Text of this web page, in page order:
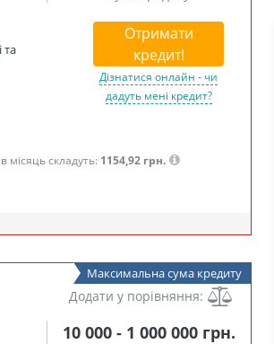
та
Отримати
кредит!
Дізнатися онлайн - чи
дадуть мені кредит?
місяць складуть: 1154,92 грн.
Максимальна сума кредиту
Додати у порівняння:
10 000 - 1 000 000 грн.